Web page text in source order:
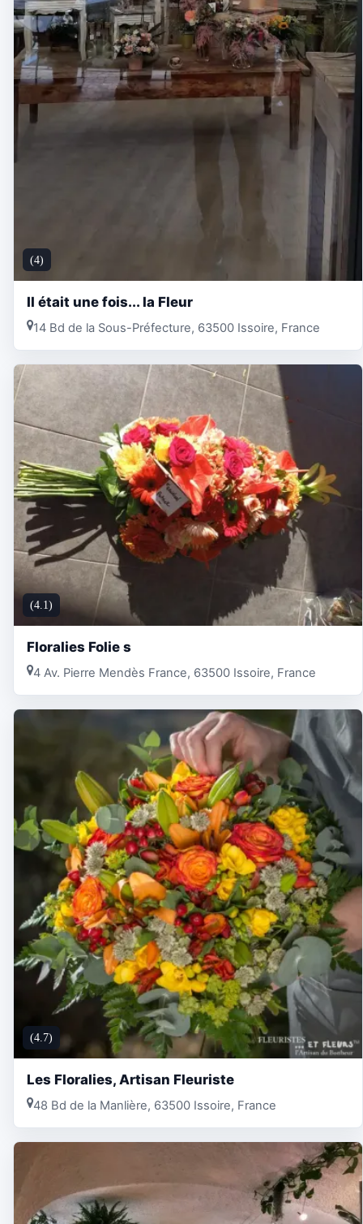
(4)
Il était une fois... la Fleur
14 Bd de la Sous-Préfecture, 63500 Issoire, France
(4.1)
Floralies Folie s
4 Av. Pierre Mendès France, 63500 Issoire, France
(4.7)
Les Floralies, Artisan Fleuriste
48 Bd de la Manlière, 63500 Issoire, France